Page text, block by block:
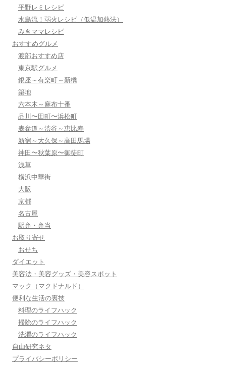
平野レミレシピ
水島流！弱火レシピ（低温加熱法）
みきママレシピ
おすすめグルメ
渡部おすすめ店
東京駅グルメ
銀座～有楽町～新橋
築地
六本木～麻布十番
品川〜田町〜浜松町
表参道～渋谷～恵比寿
新宿～大久保～高田馬場
神田〜秋葉原〜御徒町
浅草
横浜中華街
大阪
京都
名古屋
駅弁・弁当
お取り寄せ
おせち
ダイエット
美容法・美容グッズ・美容スポット
マック（マクドナルド）
便利な生活の裏技
料理のライフハック
掃除のライフハック
洗濯のライフハック
自由研究ネタ
プライバシーポリシー